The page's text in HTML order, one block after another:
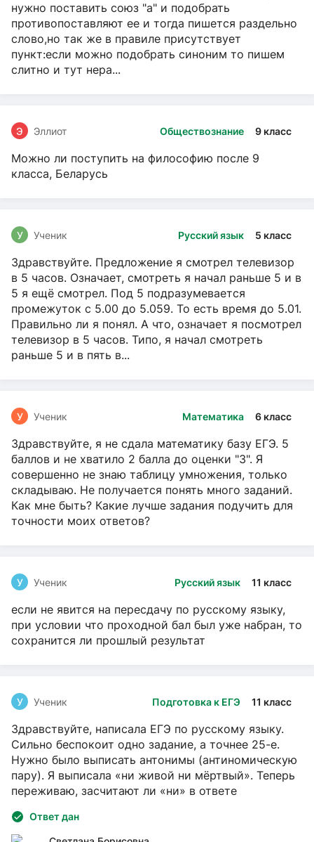
нужно поставить союз "а" и подобрать
противопоставляют ее и тогда пишется раздельно
слово,но так же в правиле присутствует
пункт:если можно подобрать синоним то пишем
слитно и тут нера...
Обществознание 9 класс
Э Эллиот
Можно ли поступить на философию после 9
класса, Беларусь
Русский язык 5 класс
У Ученик
Здравствуйте. Предложение я смотрел телевизор
в 5 часов. Означает, смотреть я начал раньше 5 и в
5 я ещё смотрел. Под 5 подразумевается
промежуток с 5.00 до 5.059. То есть время до 5.01.
Правильно ли я понял. А что, означает я посмотрел
телевизор в 5 часов. Типо, я начал смотреть
раньше 5 и в пять в...
Математика 6 класс
У Ученик
Здравствуйте, я не сдала математику базу ЕГЭ. 5
баллов и не хватило 2 балла до оценки "3". Я
совершенно не знаю таблицу умножения, только
складываю. Не получается понять много заданий.
Как мне быть? Какие лучше задания подучить для
точности моих ответов?
Русский язык 11 класс
У Ученик
если не явится на пересдачу по русскому языку,
при условии что проходной бал был уже набран, то
сохранится ли прошлый результат
Подготовка к ЕГЭ 11 класс
У Ученик
Здравствуйте, написала ЕГЭ по русскому языку.
Сильно беспокоит одно задание, а точнее 25-е.
Нужно было выписать антонимы (антиномическую
пару). Я выписала «ни живой ни мёртвый». Теперь
переживаю, засчитают ли «ни» в ответе
Ответ дан